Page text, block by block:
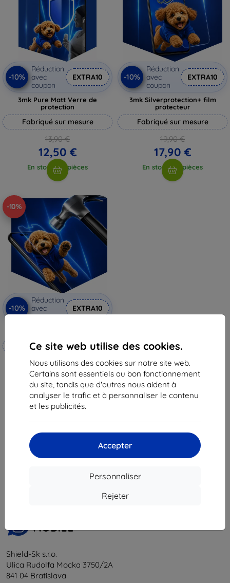
Ce site web utilise des cookies.
Nous utilisons des cookies sur notre site web.
Certains sont essentiels au bon fonctionnement
du site, tandis que d'autres nous aident à
analyser le trafic et à personnaliser le contenu
et les publicités.
Accepter
Personnaliser
Rejeter
-10%
Réduction
avec
coupon
EXTRA10
3mk Pure Matt Verre de
protection
Fabriqué sur mesure
13,90 €
12,50 €
En stock > 5 pièces
-10%
Réduction
avec
coupon
EXTRA10
3mk Silverprotection+ film
protecteur
Fabriqué sur mesure
19,90 €
17,90 €
En stock > 5 pièces
-10%
-10%
Réduction
avec
coupon
EXTRA10
Fabriqué sur mesure
20,90 €
18,82 €
En stock 4 pièces
du total
Shield-Sk s.r.o.
Ulica Rudolfa Mocka 3750/2A
841 04 Bratislava